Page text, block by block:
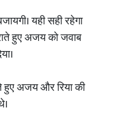
यही सही रहेगा
हुए अजय को जवाब
हुए अजय और रिया की